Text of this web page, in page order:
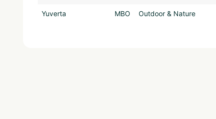
Yuverta MBO Outdoor & Nature